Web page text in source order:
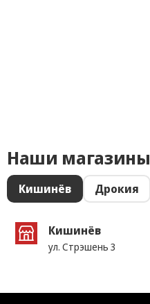
Наши магазины
Кишинёв Дрокия
Кишинёв
ул. Стрэшень 3